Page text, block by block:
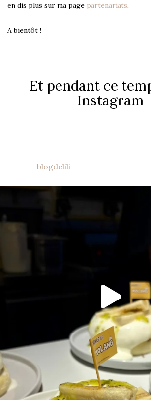
en dis plus sur ma page partenariats.
A bientôt !
Et pendant ce
Instagram
blogdelili